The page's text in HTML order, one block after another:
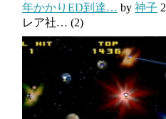
年かかりED到達… by 神子
レア社… (2)